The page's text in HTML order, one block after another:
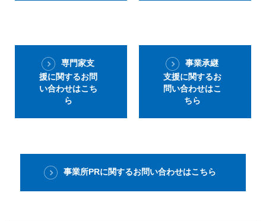
専門家支
援に関するお問
い合わせはこち
ら
事業承継
支援に関するお
問い合わせはこ
ちら
事業所PRに関するお問い合わせはこちら